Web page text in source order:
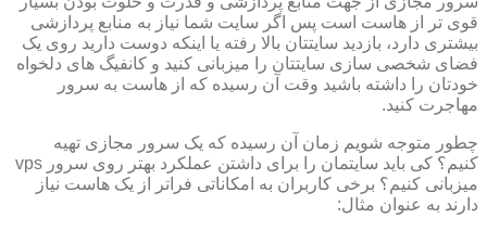
قوی تر از هاست است پس اگر سایت شما نیاز به منابع پردازشی
بیشتری دارد، بازدید سایتتان بالا رفته یا اینکه دوست دارید روی یک
فضای شخصی سازی سایتتان را میزبانی کنید و کانفیگ های دلخواه
خودتان را داشته باشید وقت آن رسیده که از هاست به سرور
مهاجرت کنید.
چطور متوجه شویم زمان آن رسیده که یک سرور مجازی تهیه
کنیم؟ کی باید سایتمان را برای داشتن عملکرد بهتر روی سرور vps
میزبانی کنیم؟ برخی کاربران به امکاناتی فراتر از یک هاست نیاز
دارند به عنوان مثال: